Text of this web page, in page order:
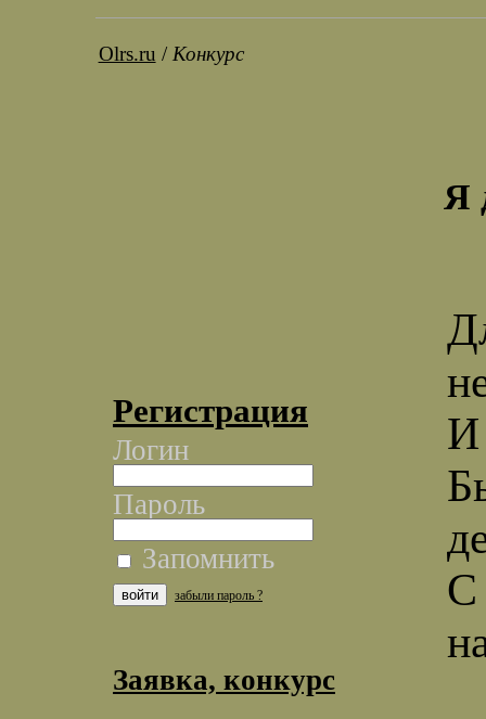
Olrs.ru / Конкурс
Регистрация
Логин
Пароль
Запомнить
забыли пароль ?
Заявка, конкурс
Я
И
С